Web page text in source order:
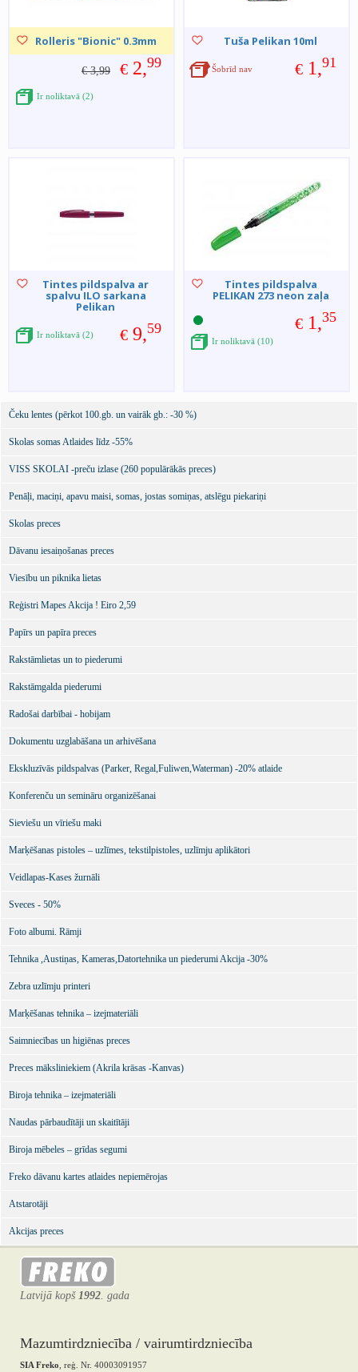
Rolleris "Bionic" 0.3mm
€ 3,99 € 2,99
Ir noliktavā (2)
Tuša Pelikan 10ml
€ 1,91
Šobrīd nav
Tintes pildspalva ar
spalvu ILO sarkana
Pelikan
€ 9,59
Ir noliktavā (2)
Tintes pildspalva
PELIKAN 273 neon zaļa
€ 1,35
Ir noliktavā (10)
Čeku lentes (pērkot 100.gb. un vairāk gb.: -30 %)
Skolas somas Atlaides līdz -55%
VISS SKOLAI -preču izlase (260 populārākās preces)
Penāļi, maciņi, apavu maisi, somas, jostas somiņas, atslēgu piekariņi
Skolas preces
Dāvanu iesaiņošanas preces
Viesību un piknika lietas
Reģistri Mapes Akcija ! Eiro 2,59
Papīrs un papīra preces
Rakstāmlietas un to piederumi
Rakstāmgalda piederumi
Radošai darbībai - hobijam
Dokumentu uzglabāšana un arhivēšana
Ekskluzīvās pildspalvas (Parker, Regal,Fuliwen,Waterman) -20% atlaide
Konferenču un semināru organizēšanai
Sieviešu un vīriešu maki
Marķēšanas pistoles – uzlīmes, tekstilpistoles, uzlīmju aplikātori
Veidlapas-Kases žurnāli
Sveces - 50%
Foto albumi. Rāmji
Tehnika ,Austiņas, Kameras,Datortehnika un piederumi Akcija -30%
Zebra uzlīmju printeri
Marķēšanas tehnika – izejmateriāli
Saimniecības un higiēnas preces
Preces māksliniekiem (Akrila krāsas -Kanvas)
Biroja tehnika – izejmateriāli
Naudas pārbaudītāji un skaitītāji
Biroja mēbeles – grīdas segumi
Freko dāvanu kartes atlaides nepiemērojas
Atstarotāji
Akcijas preces
Latvijā kopš 1992. gada
Mazumtirdzniecība / vairumtirdzniecība
SIA Freko , reģ. Nr. 40003091957